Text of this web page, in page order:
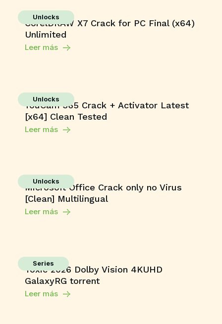
Unlocks
CorelDRAW X7 Crack for PC Final (x64)
Unlimited
Leer más
Unlocks
YouCam 365 Crack + Activator Latest
[x64] Clean Tested
Leer más
Unlocks
Microsoft Office Crack only no Virus
[Clean] Multilingual
Leer más
Series
Toxic 2026 Dolby Vision 4KUHD
GalaxyRG torrent
Leer más